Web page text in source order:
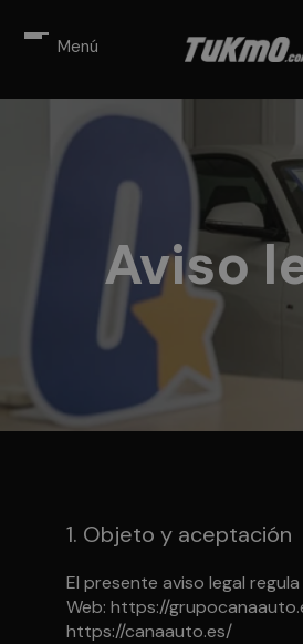
Menú
Aviso
1. Objeto y aceptación
El presente aviso legal
Web: https://
https://canaauto.es/